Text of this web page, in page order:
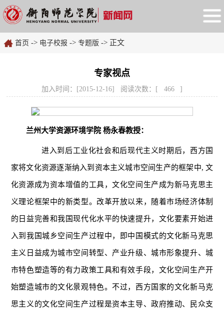
首页 -> 电子校报 -> 专题版 -> 正文
专家视点
加入时间：[2015-12-16] 阅读次数：[ 466 ]
兰州大学资源环境学院 杨永春教授：
进入到后工业化社会和后现代主义时期后，西方国
家将文化资源逐渐纳入到资本主义城市空间生产的框架中, 文
化资源成为资本增值的工具，文化空间生产成为新马克思主
义理论框架中的新类型。改革开放以来，随着市场经济体制
的日益完善和我国现代化水平的快速提升，文化要素开始进
入到我国城乡空间生产过程中，即中国模式的文化新马克思
主义日益成为城市空间转型、产业升级、城市形象提升、城
市特色塑造等的有力政策工具和有效手段，文化空间生产开
始塑造城市的文化景观特色。不过，西方国家的文化新马克
思主义的文化空间生产过程是资本主导、政府推动、民众支